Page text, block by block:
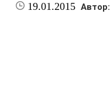
19.01.2015 Автор: